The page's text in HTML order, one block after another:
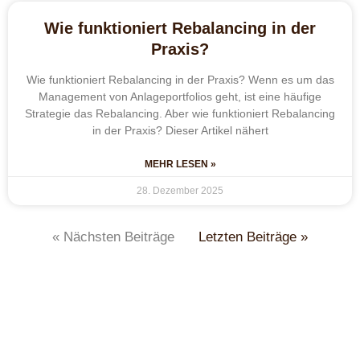
Wie funktioniert Rebalancing in der
Praxis?
Wie funktioniert Rebalancing in der Praxis? Wenn es um das
Management von Anlageportfolios geht, ist eine häufige
Strategie das Rebalancing. Aber wie funktioniert Rebalancing
in der Praxis? Dieser Artikel nähert
MEHR LESEN »
28. Dezember 2025
« Nächsten Beiträge Letzten Beiträge »